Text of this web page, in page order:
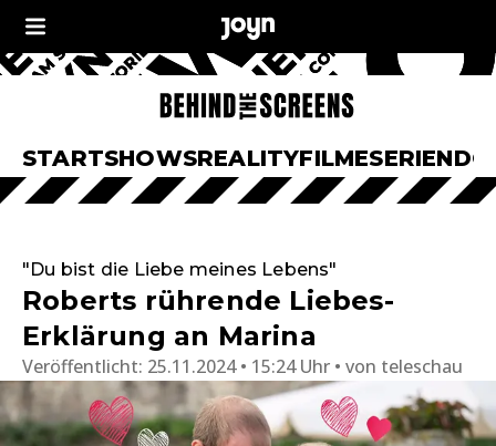
STARTSHOWSREALITYFILMESERIEN
"Du bist die Liebe meines Lebens"
Roberts rührende Liebes-
Erklärung an Marina
Veröffentlicht: 25.11.2024 • 15:24 Uhr von teleschau